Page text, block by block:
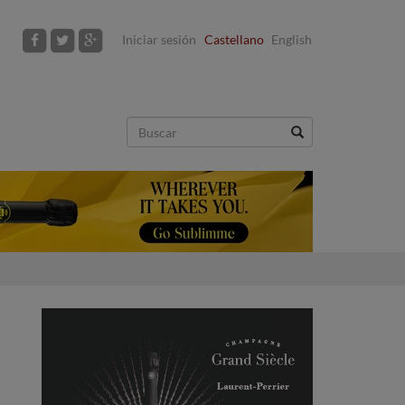
Iniciar sesión Castellano English